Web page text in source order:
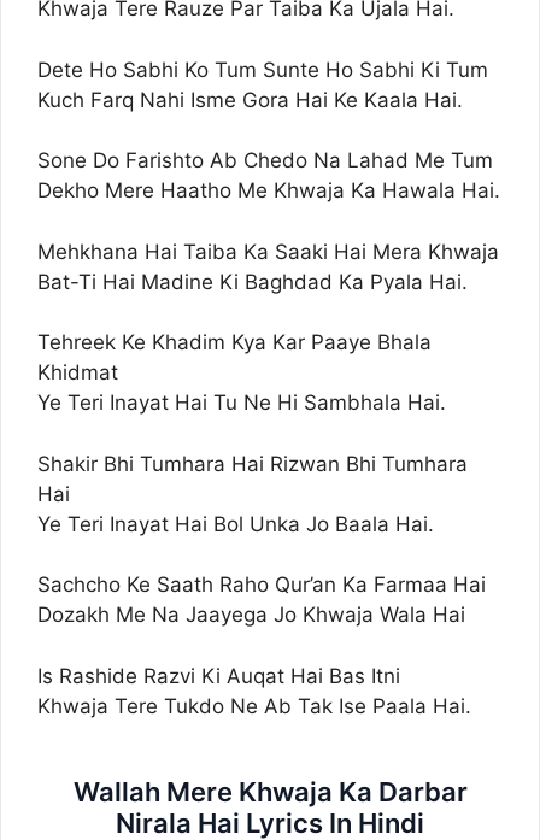
Khwaja Tere Rauze Par Taiba Ka Ujala Hai.
Dete Ho Sabhi Ko Tum Sunte Ho Sabhi Ki Tum
Kuch Farq Nahi Isme Gora Hai Ke Kaala Hai.
Sone Do Farishto Ab Chedo Na Lahad Me Tum
Dekho Mere Haatho Me Khwaja Ka Hawala Hai.
Mehkhana Hai Taiba Ka Saaki Hai Mera Khwaja
Bat-Ti Hai Madine Ki Baghdad Ka Pyala Hai.
Tehreek Ke Khadim Kya Kar Paaye Bhala
Khidmat
Ye Teri Inayat Hai Tu Ne Hi Sambhala Hai.
Shakir Bhi Tumhara Hai Rizwan Bhi Tumhara
Hai
Ye Teri Inayat Hai Bol Unka Jo Baala Hai.
Sachcho Ke Saath Raho Qur’an Ka Farmaa Hai
Dozakh Me Na Jaayega Jo Khwaja Wala Hai
Is Rashide Razvi Ki Auqat Hai Bas Itni
Khwaja Tere Tukdo Ne Ab Tak Ise Paala Hai.
Wallah Mere Khwaja Ka Darbar
Nirala Hai Lyrics In Hindi